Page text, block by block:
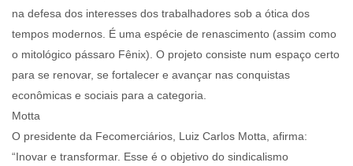
na defesa dos interesses dos trabalhadores sob a ótica dos
tempos modernos. É uma espécie de renascimento (assim como
o mitológico pássaro Fênix). O projeto consiste num espaço certo
para se renovar, se fortalecer e avançar nas conquistas
econômicas e sociais para a categoria.
Motta
O presidente da Fecomerciários, Luiz Carlos Motta, afirma:
“Inovar e transformar. Esse é o objetivo do sindicalismo